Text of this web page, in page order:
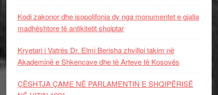
Kodi zakonor dhe isopolifonia dy nga monumentet e gjalla
madhështore të antikitetit shqiptar
Kryetari i Vatrës Dr. Elmi Berisha zhvilloi takim në
Akademinë e Shkencave dhe të Arteve të Kosovës
ÇËSHTJA ÇAME NË PARLAMENTIN E SHQIPËRISË